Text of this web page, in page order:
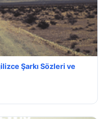
Şarkı Sözleri ve